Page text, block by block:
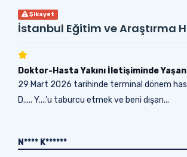
Şikayet
İstanbul Eğitim ve Araştırma
Doktor-Hasta Yakını İletişiminde
29 Mart 2026 tarihinde terminal dönem
D..... Y....’u taburcu etmek ve beni dışarı...
N**** K******